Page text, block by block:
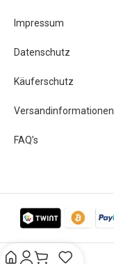
Impressum
Datenschutz
Käuferschutz
Versandinformationen
FAQ’s